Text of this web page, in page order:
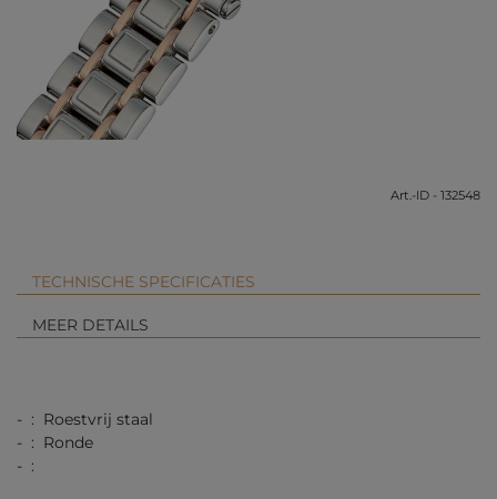
Art.-ID - 132548
TECHNISCHE SPECIFICATIES
MEER DETAILS
- : Roestvrij staal
- : Ronde
- :